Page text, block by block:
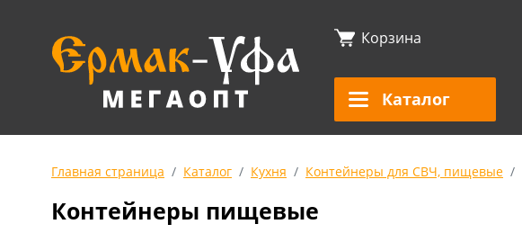
Корзина
Каталог
Главная страница Каталог Кухня Контейнеры для СВЧ, пищевые
Контейнеры пищевые